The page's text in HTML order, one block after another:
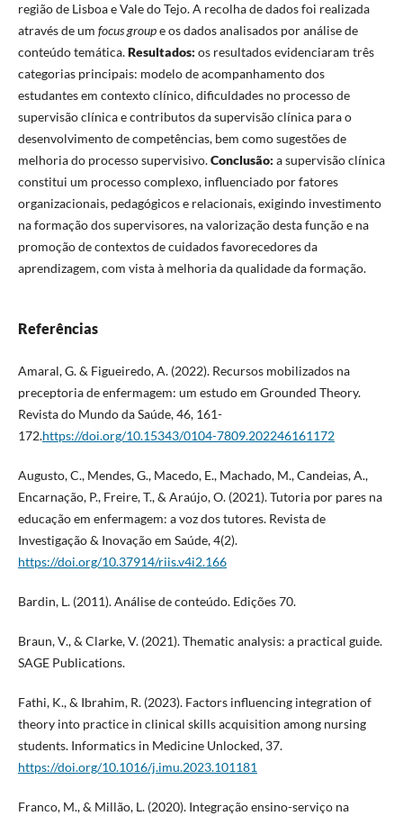
região de Lisboa e Vale do Tejo. A recolha de dados foi realizada
através de um focus groupe os dados analisados por análise de
conteúdo temática.Resultados: os resultados evidenciaram três
categorias principais: modelo de acompanhamento dos
estudantes em contexto clínico, dificuldades no processo de
supervisão clínica e contributos da supervisão clínica para o
desenvolvimento de competências, bem como sugestões de
melhoria do processo supervisivo.Conclusão: a supervisão clínica
constitui um processo complexo, influenciado por fatores
organizacionais, pedagógicos e relacionais, exigindo investimento
na formação dos supervisores, na valorização desta função e na
promoção de contextos de cuidados favorecedores da
aprendizagem, com vista à melhoria da qualidade da formação.
Referências
Amaral, G. & Figueiredo, A. (2022). Recursos mobilizados na
preceptoria de enfermagem: um estudo em Grounded Theory.
Revista do Mundo da Saúde, 46, 161-
172.https://doi.org/10.15343/0104-7809.202246161172
Augusto, C., Mendes, G., Macedo, E., Machado, M., Candeias, A.,
Encarnação, P., Freire, T., & Araújo, O. (2021). Tutoria por pares na
educação em enfermagem: a voz dos tutores. Revista de
Investigação & Inovação em Saúde, 4(2).
https://doi.org/10.37914/riis.v4i2.166
Bardin, L. (2011). Análise de conteúdo. Edições 70.
Braun, V., & Clarke, V. (2021). Thematic analysis: a practical guide.
SAGE Publications.
Fathi, K., & Ibrahim, R. (2023). Factors influencing integration of
theory into practice in clinical skills acquisition among nursing
students. Informatics in Medicine Unlocked, 37.
https://doi.org/10.1016/j.imu.2023.101181
Franco, M., & Millão, L. (2020). Integração ensino-serviço na